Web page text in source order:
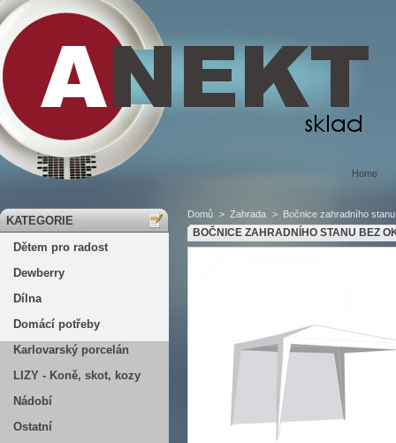
Home
KATEGORIE
Dětem pro radost
Dewberry
Dílna
Domácí potřeby
Karlovarský porcelán
LIZY - Koně, skot, kozy
Nádobí
Ostatní
Domů > Zahrada > Bočnice zahradního
BOČNICE ZAHRADNÍHO STANU BEZ